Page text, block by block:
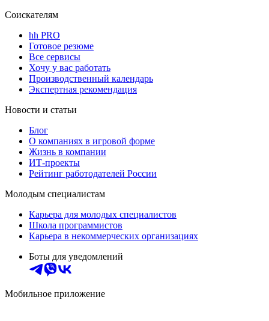
Соискателям
hh PRO
Готовое резюме
Все сервисы
Хочу у вас работать
Производственный календарь
Экспертная рекомендация
Новости и статьи
Блог
О компаниях в игровой форме
Жизнь в компании
ИТ-проекты
Рейтинг работодателей России
Молодым специалистам
Карьера для молодых специалистов
Школа программистов
Карьера в некоммерческих организациях
Боты для уведомлений
Мобильное приложение